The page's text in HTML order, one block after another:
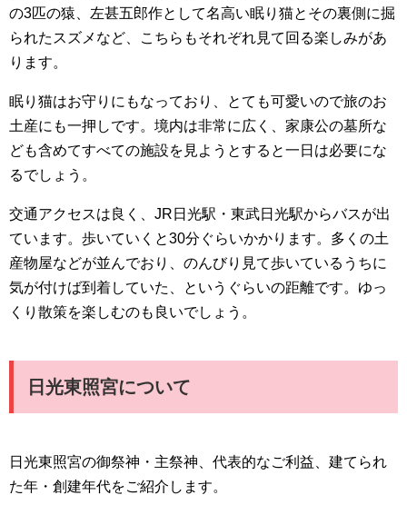
の3匹の猿、左甚五郎作として名高い眠り猫とその裏側に掘
られたスズメなど、こちらもそれぞれ見て回る楽しみがあ
ります。
眠り猫はお守りにもなっており、とても可愛いので旅のお
土産にも一押しです。境内は非常に広く、家康公の墓所な
ども含めてすべての施設を見ようとすると一日は必要にな
るでしょう。
交通アクセスは良く、JR日光駅・東武日光駅からバスが出
ています。歩いていくと30分ぐらいかかります。多くの土
産物屋などが並んでおり、のんびり見て歩いているうちに
気が付けば到着していた、というぐらいの距離です。ゆっ
くり散策を楽しむのも良いでしょう。
日光東照宮について
日光東照宮の御祭神・主祭神、代表的なご利益、建てられ
た年・創建年代をご紹介します。